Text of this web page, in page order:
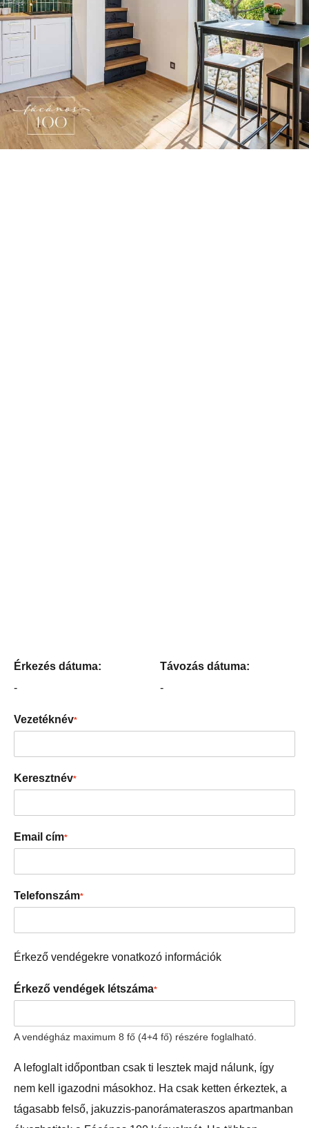
Érkezés dátuma:
-
Távozás dátuma:
-
Vezetéknév*
Keresztnév*
Email cím*
Telefonszám*
Érkező vendégekre vonatkozó információk
Érkező vendégek létszáma*
A vendégház maximum 8 fő (4+4 fő) részére foglalható.
A lefoglalt időpontban csak ti lesztek majd nálunk, így
nem kell igazodni másokhoz. Ha csak ketten érkeztek, a
tágasabb felső, jakuzzis-panorámateraszos apartmanban